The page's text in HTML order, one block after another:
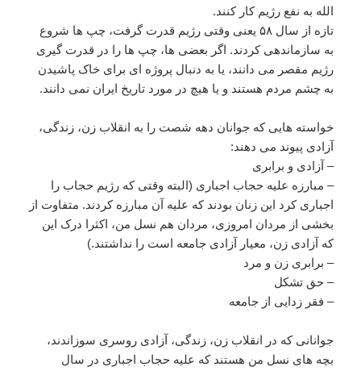
الله به نفع رژیم کار کنند.
تازه از سال ۵۸ یعنی وقتی رژیم قدرت گرفت، چپ ها شروع
به سازماندهی کردند. اگر بعضی ها، چپ ها را در قدرت گیری
رژیم مقصر می دانند، یا به دنبال پروژه ای برای خاک پاشیدن
به چشم مردم هستند و یا هیچ در مورد تاریخ ایران نمی دانند.
خواسته هایی که جوانان دهه شصت را به انقلاب زن، زندگی،
آزادی پیوند می دهند:
– آزادی و برابری
– مبارزه علیه حجاب اجباری (البته وقتی که رژیم حجاب را
اجباری کرد این زنان بودند که علیه آن مبارزه کردند. متفاوت از
بخشی از مردان امروزی، مردان هم نسل من، اکثرا درک این
که آزادی زن، معیار آزادی جامعه است را نداشتند.)
– برابری زن و مرد
– حق تشکل
– فقر زدایی از جامعه
جوانانی که در انقلاب زن، زندگی، آزادی روسری سوزاندند،
بچه های نسل من هستند که علیه حجاب اجباری در سال